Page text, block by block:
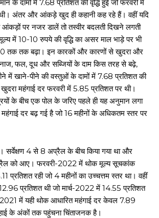
के दामों में 7.68 प्रतिशत की वृद्धि हुई जो फरवरी में
अंतर और आंकड़े खुद ही कहानी कह रहे हैं। वहीं यदि
पर नजर डालें तो तस्वीर बदलती दिखने लगती
में 10-10 रुपये की वृद्धि का असर माल भाड़े पर भी
तक तक बढ़ा। इन कारकों और कारणों से खुदरा और
फल, दूध और सब्जियों के दाम किस तरह से बढ़े,
में खाने-पीने की वस्तुओं के दामों में 7.68 प्रतिशत की
महंगाई दर फरवरी में 5.85 प्रतिशत पर थी।
के बीच एक पोल के जरिए पहले ही यह अनुमान लगा
महंगाई दर बढ़ गई है जो 16 महीनों के अधिकतम स्तर पर
सर्वेक्षण 4 से 8 अप्रैल के बीच किया गया था और
को आए। फरवरी-2022 में थोक मूल्य सूचकांक
प्रतिशत रही जो 4 महीनों का उच्चत्तम स्तर था। वहीं
प्रतिशत थी जो मार्च-2022 में 14.55 प्रतिशत
में यही थोक आधारित महंगाई दर केवल 7.89
के अंकों तक पहुंचना चिंताजनक है।